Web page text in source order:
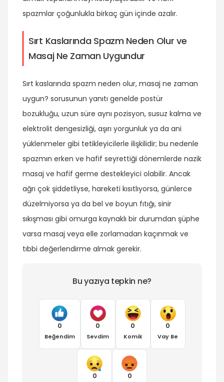
spazmlar çoğunlukla birkaç gün içinde azalır.
Sırt Kaslarında Spazm Neden Olur ve
Masaj Ne Zaman Uygundur
Sırt kaslarında spazm neden olur, masaj ne zaman
uygun? sorusunun yanıtı genelde postür
bozukluğu, uzun süre aynı pozisyon, susuz kalma ve
elektrolit dengesizliği, aşırı yorgunluk ya da ani
yüklenmeler gibi tetikleyicilerle ilişkilidir; bu nedenle
spazmın erken ve hafif seyrettiği dönemlerde nazik
masaj ve hafif germe destekleyici olabilir. Ancak
ağrı çok şiddetliyse, hareketi kısıtlıyorsa, günlerce
düzelmiyorsa ya da bel ve boyun fıtığı, sinir
sıkışması gibi omurga kaynaklı bir durumdan şüphe
varsa masaj veya elle zorlamadan kaçınmak ve
tıbbi değerlendirme almak gerekir.
Bu yazıya tepkin ne?
0
Beğendim
0
Sevdim
0
Komik
0
Vay Be
0 0